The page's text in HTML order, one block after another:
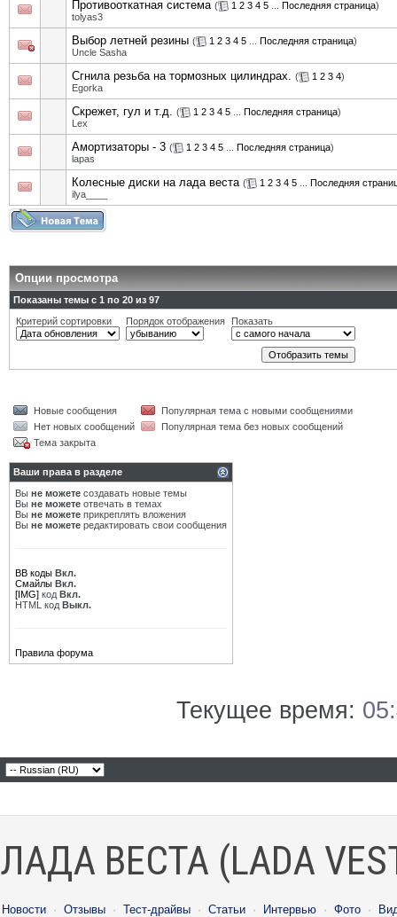
Противооткатная система ( 1 2 3 4 5 Последняя страница)
tolyas3
Выбор летней резины ( 1 2 3 4 5 Последняя страница)
Uncle Sasha
Сгнила резьба на тормозных цилиндрах. ( 1 2 3 4)
Egorka
Cкрежет, гул и т.д. ( 1 2 3 4 5 Последняя страница)
Lex
Амортизаторы - 3 ( 1 2 3 4 5 Последняя страница)
lapas
Колесные диски на лада веста ( 1 2 3 4 5
Последняя
ilya____
Опции просмотра
Показаны темы с 1 по 20 из 97
Критерий сортировки
Порядок отображения Показать
Новые сообщения
Популярная тема с новыми сообщениями
Нет новых сообщений
Популярная тема без новых сообщений
Тема закрыта
Ваши права в разделе
Вы не можете создавать новые темы
Вы не можете отвечать в темах
Вы не можете прикреплять вложения
Вы не можете редактировать свои сообщения
BB коды Вкл.
Смайлы Вкл.
[IMG] код Вкл.
HTML код Выкл.
Правила форума
Текущее время:
ЛАДА ВЕСТА (LADA
Новости · Отзывы · Тест-драйвы · Статьи · Интервью · Фото ·